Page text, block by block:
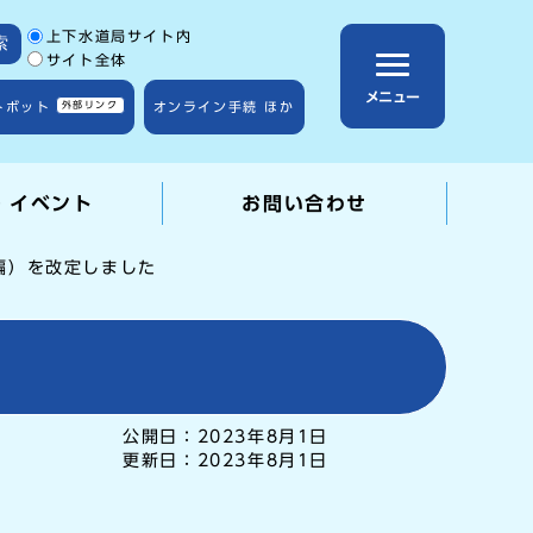
サイト内検索の範囲
上下水道局サイト内
サイト全体
ボット 外部リンク オンライン手続 ほか
メニュー
イベント お問い合わせ
）を改定しました
公開日：
2023年8月1日
更新日：
2023年8月1日